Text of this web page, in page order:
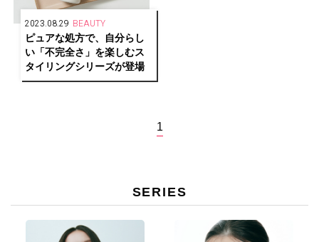
2023.08.29 BEAUTY
ピュアな処方で、自分らし
い「不完全さ」を楽しむス
タイリングシリーズが登場
1
SERIES